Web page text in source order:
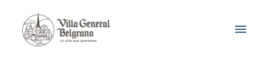
contenido